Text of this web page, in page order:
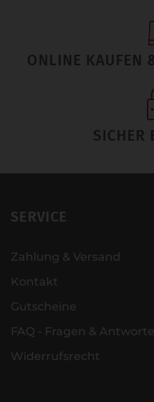
ONLINE KAUFEN
SICHER
SERVICE
Zahlung & Versand
Kontakt
Gutscheine
FAQ - Fragen &
Widerrufsrecht